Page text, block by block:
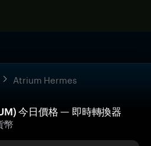
Atrium Hermes
今日價格 — 即時轉換器
幣